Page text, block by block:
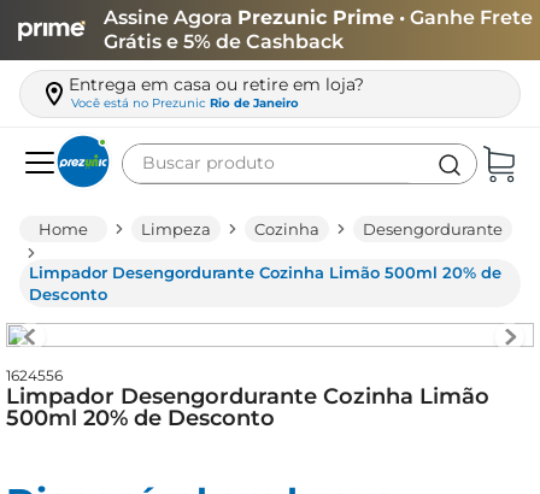
Assine Agora Prezunic Prime • Ganhe Frete
Grátis e 5% de Cashback
Entrega em casa ou retire em loja?
Você está no Prezunic Rio de Janeiro
Buscar produto
Limpeza Cozinha Desengordurante
Limpador Desengordurante Cozinha Limão 500ml 20% de
Desconto
1624556
Limpador Desengordurante Cozinha Limão
500ml 20% de Desconto
leite
café
queijo
arroz